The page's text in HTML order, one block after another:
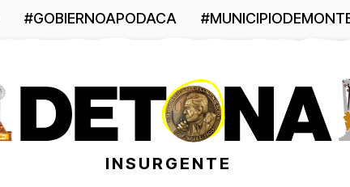
#GOBIERNOAPODACA
INSURGENTE